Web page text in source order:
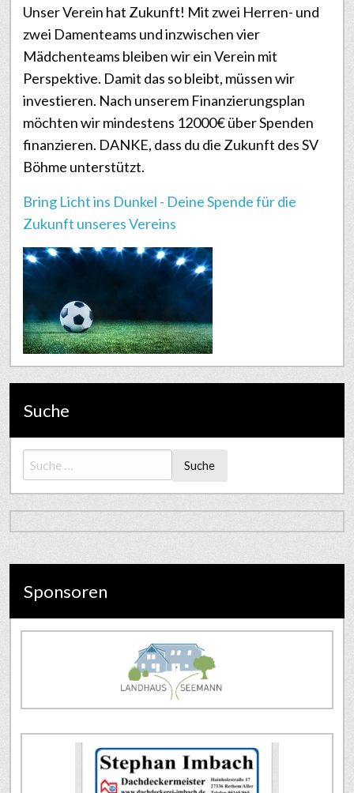
Unser Verein hat Zukunft! Mit zwei Herren- und
zwei Damenteams und inzwischen vier
Mädchenteams bleiben wir ein Verein mit
Perspektive. Damit das so bleibt, müssen wir
investieren. Nach unserem Finanzierungsplan
möchten wir mindestens 12000€ über Spenden
finanzieren. DANKE, dass du die Zukunft des SV
Böhme unterstützt.
Bring Licht ins Dunkel - Deine Spende für die
Zukunft unseres Vereins
Suche
Suche
Sponsoren